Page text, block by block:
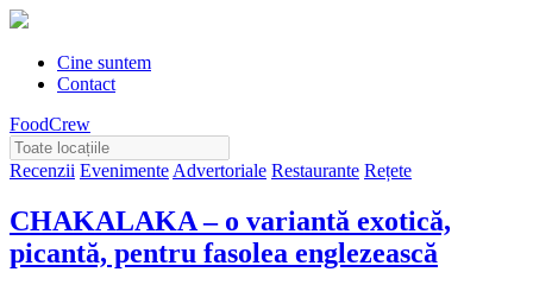
Cine suntem
Contact
FoodCrew
Recenzii Evenimente Advertoriale Restaurante Rețete
CHAKALAKA – o variantă exotică,
picantă, pentru fasolea englezească